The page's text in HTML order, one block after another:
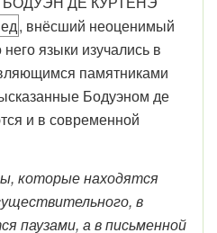
, внёсший неоценимый
него языки изучались в
памятниками
Бодуэном де
и в современной
которые находятся
в
паузами, а в письменной